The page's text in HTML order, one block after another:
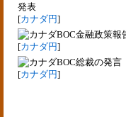
発表
[カナダ円]
BOC金融政策報
[カナダ円]
BOC総裁の発言
[カナダ円]